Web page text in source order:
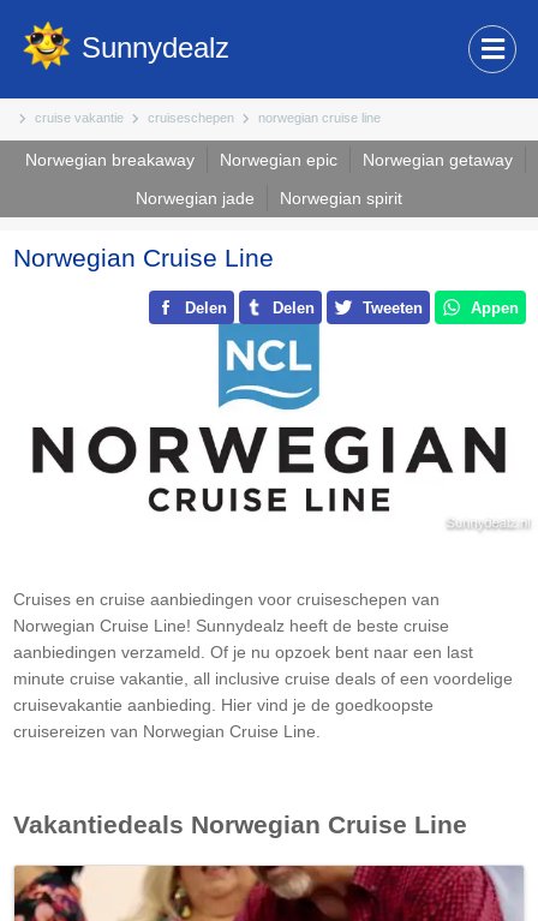
cruise vakantie cruiseschepen norwegian cruise line
Sunnydealz
Norwegian breakaway Norwegian epic
Norwegian getaway
Norwegian jade
Norwegian spirit
Norwegian Cruise Line
Delen Delen Tweeten Appen
Cruises en cruise aanbiedingen voor cruiseschepen van
Norwegian Cruise Line! Sunnydealz heeft de beste cruise
aanbiedingen verzameld. Of je nu opzoek bent naar een last
minute cruise vakantie, all inclusive cruise deals of een voordelige
cruisevakantie aanbieding. Hier vind je de goedkoopste
cruisereizen van Norwegian Cruise Line.
Vakantiedeals Norwegian Cruise Line